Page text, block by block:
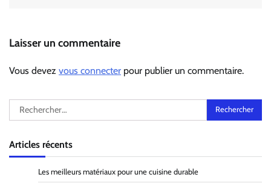
Laisser un commentaire
Vous devez vous connecter pour publier un commentaire.
Rechercher :
Articles récents
Les meilleurs matériaux pour une cuisine durable